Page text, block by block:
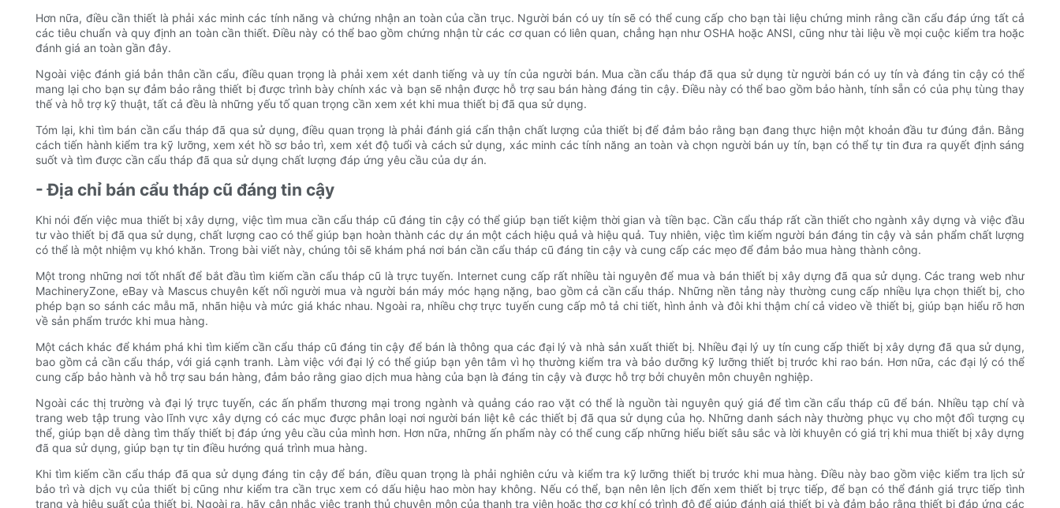
Hơn nữa, điều cần thiết là phải xác minh các tính năng và chứng nhận an toàn của cần trục. Người bán có uy tín sẽ có thể cung cấp cho bạn tài liệu chứng minh rằng cần cẩu đáp ứng tất cả
các tiêu chuẩn và quy định an toàn cần thiết. Điều này có thể bao gồm chứng nhận từ các cơ quan có liên quan, chẳng hạn như OSHA hoặc ANSI, cũng như tài liệu về mọi cuộc kiểm tra hoặc
đánh giá an toàn gần đây.
Ngoài việc đánh giá bản thân cần cẩu, điều quan trọng là phải xem xét danh tiếng và uy tín của người bán. Mua cần cẩu tháp đã qua sử dụng từ người bán có uy tín và đáng tin cậy có thể
mang lại cho bạn sự đảm bảo rằng thiết bị được trình bày chính xác và bạn sẽ nhận được hỗ trợ sau bán hàng đáng tin cậy. Điều này có thể bao gồm bảo hành, tính sẵn có của phụ tùng thay
thế và hỗ trợ kỹ thuật, tất cả đều là những yếu tố quan trọng cần xem xét khi mua thiết bị đã qua sử dụng.
Tóm lại, khi tìm bán cần cẩu tháp đã qua sử dụng, điều quan trọng là phải đánh giá cẩn thận chất lượng của thiết bị để đảm bảo rằng bạn đang thực hiện một khoản đầu tư đúng đắn. Bằng
cách tiến hành kiểm tra kỹ lưỡng, xem xét hồ sơ bảo trì, xem xét độ tuổi và cách sử dụng, xác minh các tính năng an toàn và chọn người bán uy tín, bạn có thể tự tin đưa ra quyết định sáng
suốt và tìm được cần cẩu tháp đã qua sử dụng chất lượng đáp ứng yêu cầu của dự án.
- Địa chỉ bán cẩu tháp cũ đáng tin cậy
Khi nói đến việc mua thiết bị xây dựng, việc tìm mua cần cẩu tháp cũ đáng tin cậy có thể giúp bạn tiết kiệm thời gian và tiền bạc. Cần cẩu tháp rất cần thiết cho ngành xây dựng và việc đầu
tư vào thiết bị đã qua sử dụng, chất lượng cao có thể giúp bạn hoàn thành các dự án một cách hiệu quả và hiệu quả. Tuy nhiên, việc tìm kiếm người bán đáng tin cậy và sản phẩm chất lượng
có thể là một nhiệm vụ khó khăn. Trong bài viết này, chúng tôi sẽ khám phá nơi bán cần cẩu tháp cũ đáng tin cậy và cung cấp các mẹo để đảm bảo mua hàng thành công.
Một trong những nơi tốt nhất để bắt đầu tìm kiếm cần cẩu tháp cũ là trực tuyến. Internet cung cấp rất nhiều tài nguyên để mua và bán thiết bị xây dựng đã qua sử dụng. Các trang web như
MachineryZone, eBay và Mascus chuyên kết nối người mua và người bán máy móc hạng nặng, bao gồm cả cần cẩu tháp. Những nền tảng này thường cung cấp nhiều lựa chọn thiết bị, cho
phép bạn so sánh các mẫu mã, nhãn hiệu và mức giá khác nhau. Ngoài ra, nhiều chợ trực tuyến cung cấp mô tả chi tiết, hình ảnh và đôi khi thậm chí cả video về thiết bị, giúp bạn hiểu rõ hơn
về sản phẩm trước khi mua hàng.
Một cách khác để khám phá khi tìm kiếm cần cẩu tháp cũ đáng tin cậy để bán là thông qua các đại lý và nhà sản xuất thiết bị. Nhiều đại lý uy tín cung cấp thiết bị xây dựng đã qua sử dụng,
bao gồm cả cần cẩu tháp, với giá cạnh tranh. Làm việc với đại lý có thể giúp bạn yên tâm vì họ thường kiểm tra và bảo dưỡng kỹ lưỡng thiết bị trước khi rao bán. Hơn nữa, các đại lý có thể
cung cấp bảo hành và hỗ trợ sau bán hàng, đảm bảo rằng giao dịch mua hàng của bạn là đáng tin cậy và được hỗ trợ bởi chuyên môn chuyên nghiệp.
Ngoài các thị trường và đại lý trực tuyến, các ấn phẩm thương mại trong ngành và quảng cáo rao vặt có thể là nguồn tài nguyên quý giá để tìm cần cẩu tháp cũ để bán. Nhiều tạp chí và
trang web tập trung vào lĩnh vực xây dựng có các mục được phân loại nơi người bán liệt kê các thiết bị đã qua sử dụng của họ. Những danh sách này thường phục vụ cho một đối tượng cụ
thể, giúp bạn dễ dàng tìm thấy thiết bị đáp ứng yêu cầu của mình hơn. Hơn nữa, những ấn phẩm này có thể cung cấp những hiểu biết sâu sắc và lời khuyên có giá trị khi mua thiết bị xây dựng
đã qua sử dụng, giúp bạn tự tin điều hướng quá trình mua hàng.
Khi tìm kiếm cần cẩu tháp đã qua sử dụng đáng tin cậy để bán, điều quan trọng là phải nghiên cứu và kiểm tra kỹ lưỡng thiết bị trước khi mua hàng. Điều này bao gồm việc kiểm tra lịch sử
bảo trì và dịch vụ của thiết bị cũng như kiểm tra cần trục xem có dấu hiệu hao mòn hay không. Nếu có thể, bạn nên lên lịch đến xem thiết bị trực tiếp, để bạn có thể đánh giá trực tiếp tình
trạng và hiệu suất của thiết bị. Ngoài ra, hãy cân nhắc việc tranh thủ chuyên môn của thanh tra viên hoặc thợ cơ khí có trình độ để giúp đánh giá thiết bị và đảm bảo rằng thiết bị đáp ứng các